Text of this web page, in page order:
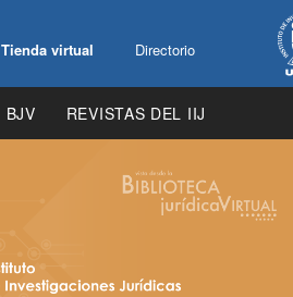
Tienda virtual Directorio
BJV REVISTAS DEL IIJ